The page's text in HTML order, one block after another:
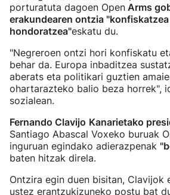
porturatuta dagoen Open Arms
erakundearen ontzia
hondoratzea"eskatu du.
"Negreroen ontzi hori konfiskatu
behar da. Europa inbaditzea
aberats eta politikari guztien
ohartarazteko balio beza horrek",
sozialean.
Fernando Clavijo Kanarietako
Santiago Abascal Voxeko buruak
inguruan egindako adierazpenak
baten hitzak direla.
Ontzira egin duen bisitan, Clavijok
ustez erantzukizuneko postu bat